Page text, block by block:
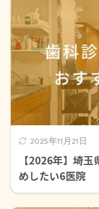
2025年11月21日
【2026年】埼
めしたい6医院